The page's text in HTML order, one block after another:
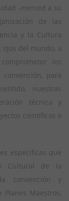
-merced a su
de las
y la Cultura
ojos del mundo, a
los
para
nuestras
técnica y
científicos o
específicas que
Cultural de la
convención y
Maestros,